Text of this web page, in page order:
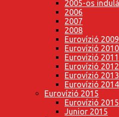
2005-ös
2006
2007
2008
Eurovízió 2009
Eurovízió 2010
Eurovízió 2011
Eurovízió 2012
Eurovízió 2013
Eurovízió 2014
Eurovízió 2015
Eurovízió
Junior 2015